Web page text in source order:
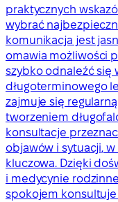
praktycznych
wybrać
komunikacja jest
omawia możliwości
szybko odnaleźć się
długoterminowego
zajmuje się
tworzeniem
konsultacje
objawów i sytuacji,
kluczowa. Dzięki
i medycynie
spokojem konsultuje